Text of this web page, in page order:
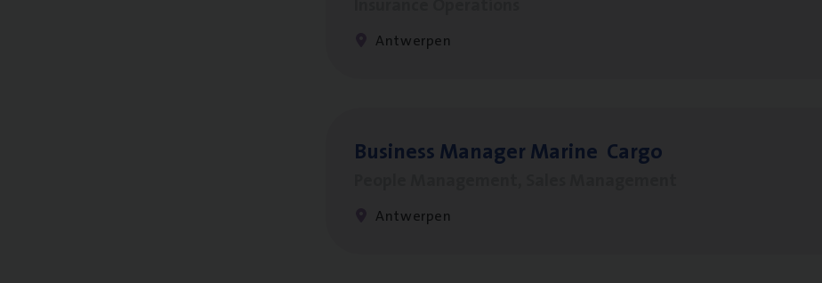
Antwerpen
Busi­ness Mana­ger Mari­ne Cargo
Antwerpen